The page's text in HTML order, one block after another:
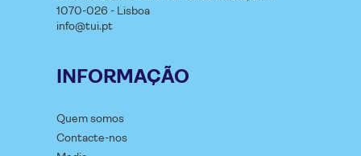
1070-026 - Lisboa
info@tui.pt
INFORMAÇÃO
Quem somos
Contacte-nos